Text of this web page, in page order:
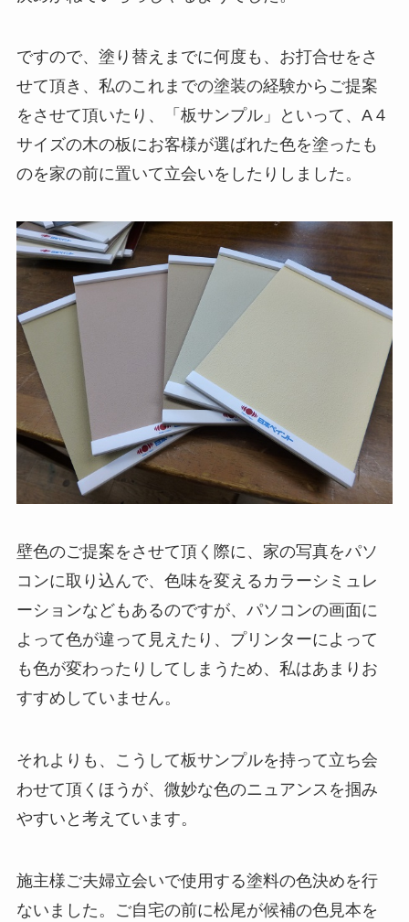
ですので、塗り替えまでに何度も、お打合せをさ
せて頂き、私のこれまでの塗装の経験からご提案
をさせて頂いたり、「板サンプル」といって、A４
サイズの木の板にお客様が選ばれた色を塗ったも
のを家の前に置いて立会いをしたりしました。
壁色のご提案をさせて頂く際に、家の写真をパソ
コンに取り込んで、色味を変えるカラーシミュレ
ーションなどもあるのですが、パソコンの画面に
よって色が違って見えたり、プリンターによって
も色が変わったりしてしまうため、私はあまりお
すすめしていません。
それよりも、こうして板サンプルを持って立ち会
わせて頂くほうが、微妙な色のニュアンスを掴み
やすいと考えています。
施主様ご夫婦立会いで使用する塗料の色決めを行
ないました。ご自宅の前に松尾が候補の色見本を